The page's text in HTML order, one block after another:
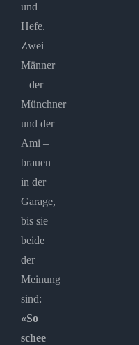
und
Hefe.
Zwei
Männer
– der
Münchner
und der
Ami –
brauen
in der
Garage,
bis sie
beide
der
Meinung
sind:
«So
schee